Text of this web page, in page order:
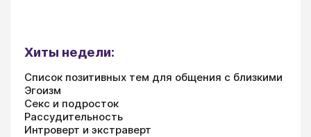
Хиты недели:
Список позитивных тем для общения с близкими
Эгоизм
Секс и подросток
Рассудительность
Интроверт и экстраверт